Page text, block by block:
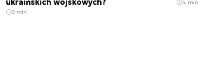
ukraińskich wojskowych?
2 min.
4 min.